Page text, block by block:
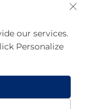
Intelligent
|
our services.
Personalize